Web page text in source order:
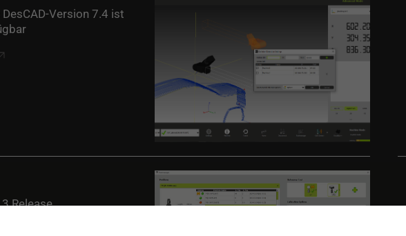
DesCAD-Version 7.4 ist
Release